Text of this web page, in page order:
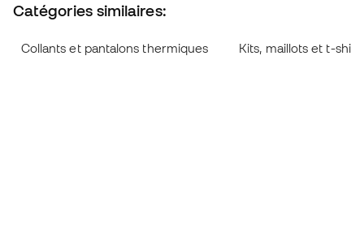
Catégories similaires:
Collants et pantalons thermiques Kits, maillots et t-